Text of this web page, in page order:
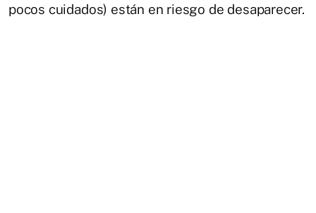
pocos cuidados) están en riesgo de desaparecer.